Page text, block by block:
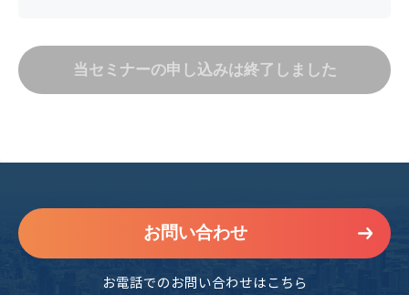
当セミナーの申し込みは終了しました
お問い合わせ
お電話でのお問い合わせはこちら